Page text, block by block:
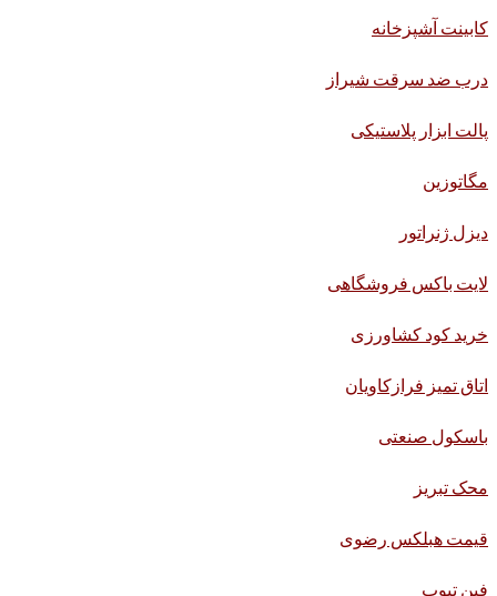
کابینت آشپزخانه
درب ضد سرقت شیراز
پالت ابزار پلاستیکی
مگاتوزین
دیزل ژنراتور
لایت باکس فروشگاهی
خرید کود کشاورزی
اتاق تمیز فرازکاویان
باسکول صنعتی
محک تبریز
قیمت هبلکس رضوی
فین تیوب